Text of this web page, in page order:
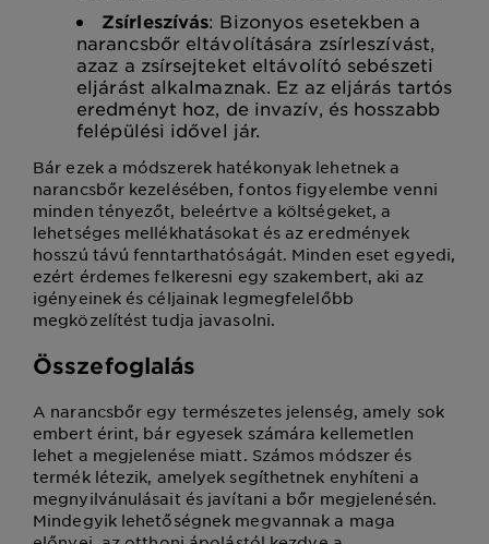
Zsírleszívás: Bizonyos esetekben a
narancsbőr eltávolítására zsírleszívást,
azaz a zsírsejteket eltávolító sebészeti
eljárást alkalmaznak. Ez az eljárás tartós
eredményt hoz, de invazív, és hosszabb
felépülési idővel jár.
Bár ezek a módszerek hatékonyak lehetnek a
narancsbőr kezelésében, fontos figyelembe venni
minden tényezőt, beleértve a költségeket, a
lehetséges mellékhatásokat és az eredmények
hosszú távú fenntarthatóságát. Minden eset egyedi,
ezért érdemes felkeresni egy szakembert, aki az
igényeinek és céljainak legmegfelelőbb
megközelítést tudja javasolni.
Összefoglalás
A narancsbőr egy természetes jelenség, amely sok
embert érint, bár egyesek számára kellemetlen
lehet a megjelenése miatt. Számos módszer és
termék létezik, amelyek segíthetnek enyhíteni a
megnyilvánulásait és javítani a bőr megjelenésén.
Mindegyik lehetőségnek megvannak a maga